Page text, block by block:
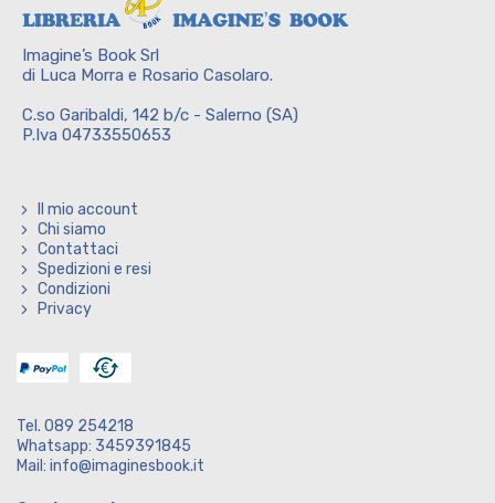
Imagine’s Book Srl
di Luca Morra e Rosario Casolaro.
C.so Garibaldi, 142 b/c - Salerno (SA)
P.Iva 04733550653
Il mio account
Chi siamo
Contattaci
Spedizioni e resi
Condizioni
Privacy
Tel. 089 254218
Whatsapp: 3459391845
Mail: info@imaginesbook.it